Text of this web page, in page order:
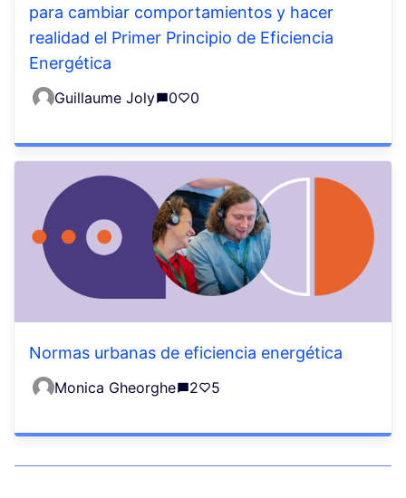
para cambiar comportamientos y hacer
realidad el Primer Principio de Eficiencia
Energética
Guillaume Joly 0 0
Normas urbanas de eficiencia energética
Monica Gheorghe 2 5